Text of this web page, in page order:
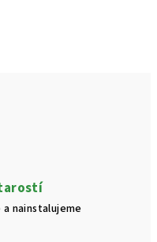
nainstalujeme